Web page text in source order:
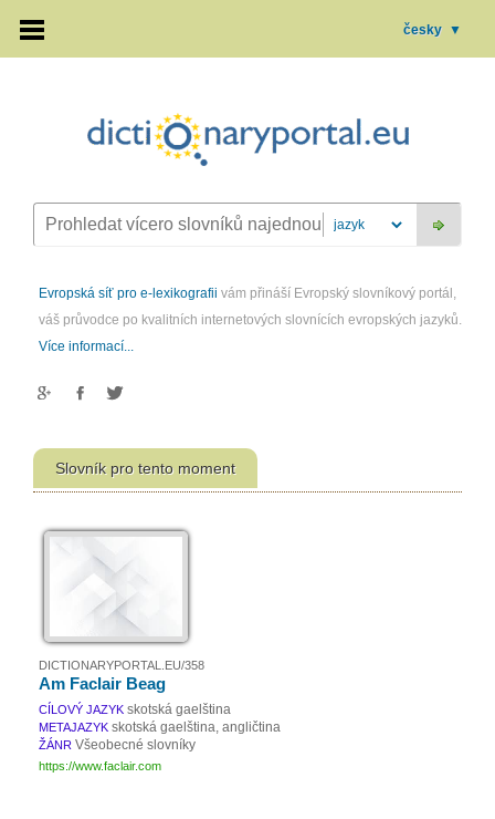
česky ▼
Evropská síť pro e-lexikografii vám přináší Evropský slovníkový portál,
váš průvodce po kvalitních internetových slovnících evropských jazyků.
Více informací...
Slovník pro tento moment
DICTIONARYPORTAL.EU/358
Am Faclair Beag
CÍLOVÝ JAZYK skotská gaelština
METAJAZYK skotská gaelština, angličtina
ŽÁNR Všeobecné slovníky
https://www.faclair.com